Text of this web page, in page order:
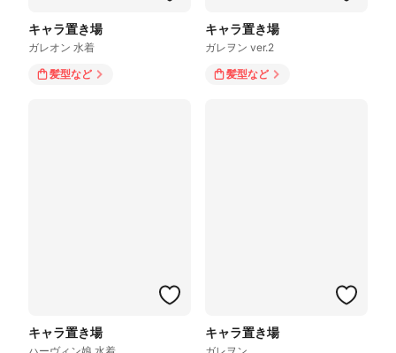
キャラ置き場
ガレオン 水着
髪型など
キャラ置き場
ガレヲン ver.2
髪型など
キャラ置き場 キャラ置き場